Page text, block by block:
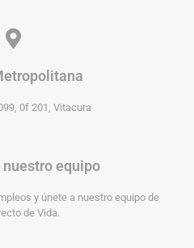
0f 201, Vitacura
nuestro equipo
y únete a nuestro equipo de
de Vida.